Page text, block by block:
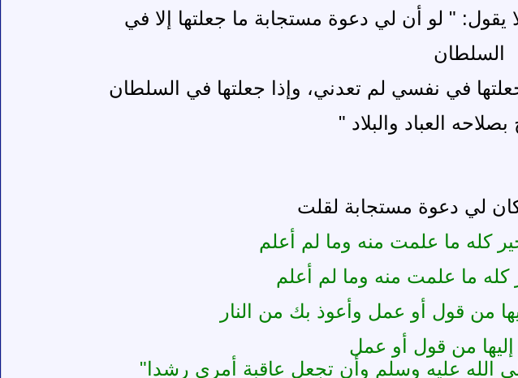
" لو أن لي دعوة مستجابة ما جعلتها إلا في
السلطان
في نفسي لم تعدني، وإذا جعلتها في السلطان
العباد والبلاد "
لي دعوة مستجابة لقلت
كله ما علمت منه وما لم أعلم
ما علمت منه وما لم أعلم
من قول أو عمل وأعوذ بك من النار
من قول أو عمل
الله عليه وسلم وأن تجعل عاقبة أمري رشدا"